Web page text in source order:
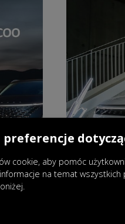
preferencje
cookie, aby pomóc
informacje na temat